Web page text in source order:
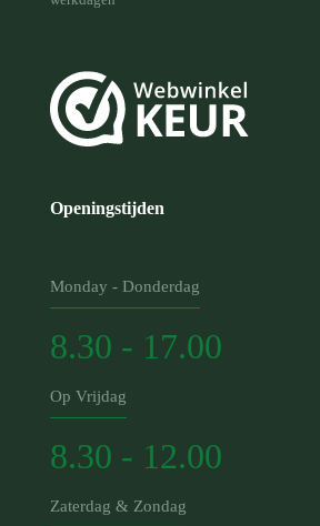
Openingstijden
Monday - Donderdag
8.30 - 17.00
Op Vrijdag
8.30 - 12.00
Zaterdag & Zondag